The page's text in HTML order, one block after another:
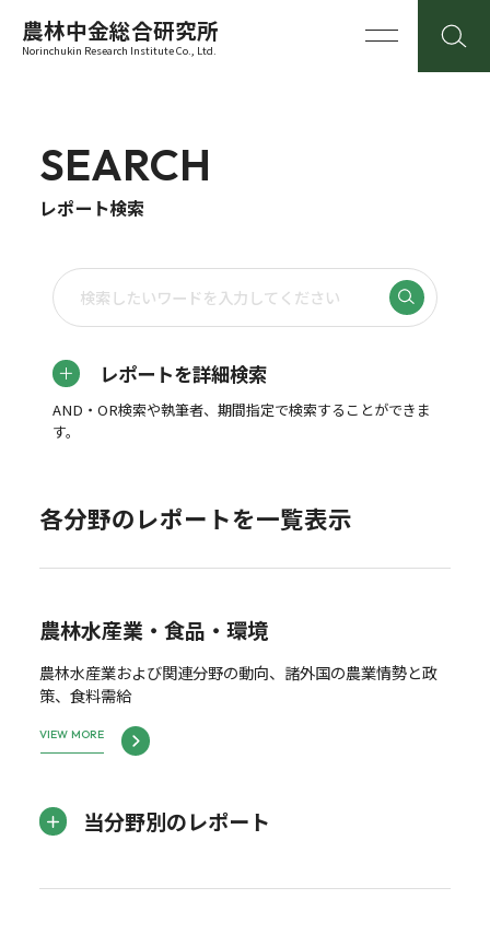
農林中金総合研究所
Norinchukin Research Institute Co., Ltd.
SEARCH
レポート検索
レポートを詳細検索
AND・OR検索や執筆者、期間指定で検索することができま
す。
各分野のレポートを一覧表示
農林水産業・食品・環境
農林水産業および関連分野の動向、諸外国の農業情勢と政
策、食料需給
VIEW MORE
当分野別のレポート